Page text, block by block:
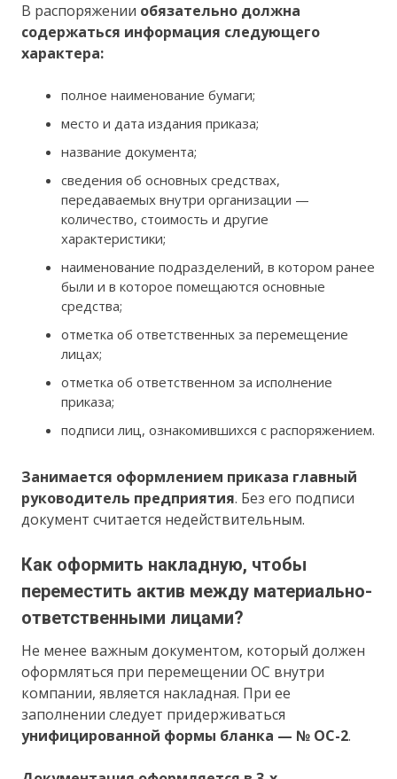
В распоряжении обязательно должна
содержаться информация следующего
характера:
полное наименование бумаги;
место и дата издания приказа;
название документа;
сведения об основных средствах,
передаваемых внутри организации —
количество, стоимость и другие
характеристики;
наименование подразделений, в котором ранее
были и в которое помещаются основные
средства;
отметка об ответственных за перемещение
лицах;
отметка об ответственном за исполнение
приказа;
подписи лиц, ознакомившихся с распоряжением.
Занимается оформлением приказа главный
руководитель предприятия. Без его подписи
документ считается недействительным.
Как оформить накладную, чтобы
переместить актив между материально-
ответственными лицами?
Не менее важным документом, который должен
оформляться при перемещении ОС внутри
компании, является накладная. При ее
заполнении следует придерживаться
унифицированной формы бланка — № ОС-2.